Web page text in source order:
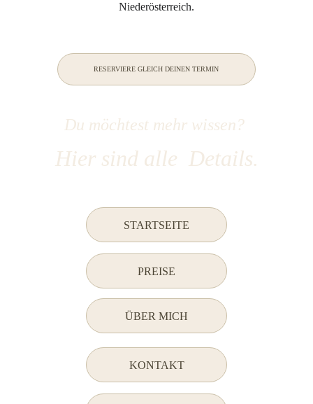
Niederösterreich.
RESERVIERE GLEICH DEINEN TERMIN
Du möchtest mehr wissen?
Hier sind alle  Details.
ÜBER MICH
PREISE
KONTAKT
STARTSEITE